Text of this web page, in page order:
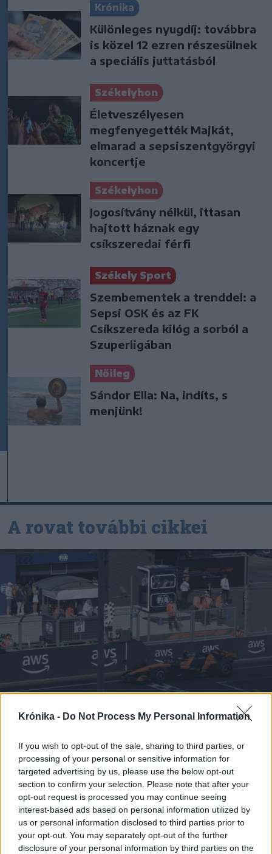
Krónika - Do Not Process My Personal Information
If you wish to opt-out of the sale, sharing to third parties, or
processing of your personal or sensitive information for
targeted advertising by us, please use the below opt-out
section to confirm your selection. Please note that after your
opt-out request is processed you may continue seeing
interest-based ads based on personal information utilized by
us or personal information disclosed to third parties prior to
your opt-out. You may separately opt-out of the further
disclosure of your personal information by third parties on the
Krónika
Különleges nyugdíj: továbbra
is közel 12 ezren részesülnek
a speciális juttatásból
Székelyhon
Életveszélyesen
megfenyegették Majkát,
elmarad a sepsiszentgyörgyi
koncertje
Székelyhon
Jogosítvány nélkül, ittasan
hajtott háznak egy
csíkszeredai férfi
Székely Sport
Szembementek a trenddel: a
Sepsi OSK és az FK
Csíkszereda kilóg a sorból a
Szuperligában
Nőileg
Sándor Ella: Na, indíts, s
menjünk!
A rovat további cikkei
2026. július 26., vasárnap
Magyar Nagydíj: Norris nyert
Mogyoródon